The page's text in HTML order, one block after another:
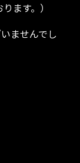
ます。）
ませんでし